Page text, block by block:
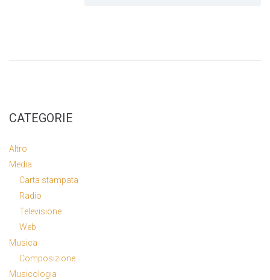
CATEGORIE
Altro
Media
Carta stampata
Radio
Televisione
Web
Musica
Composizione
Musicologia